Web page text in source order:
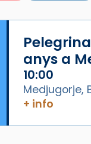
anys a
10:00
Medjugorje,
+ info